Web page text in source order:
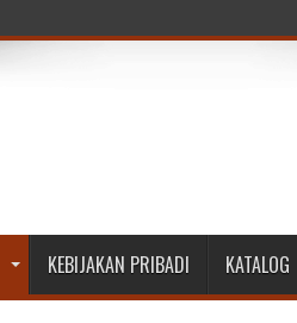
KEBIJAKAN PRIBADI KATALOG